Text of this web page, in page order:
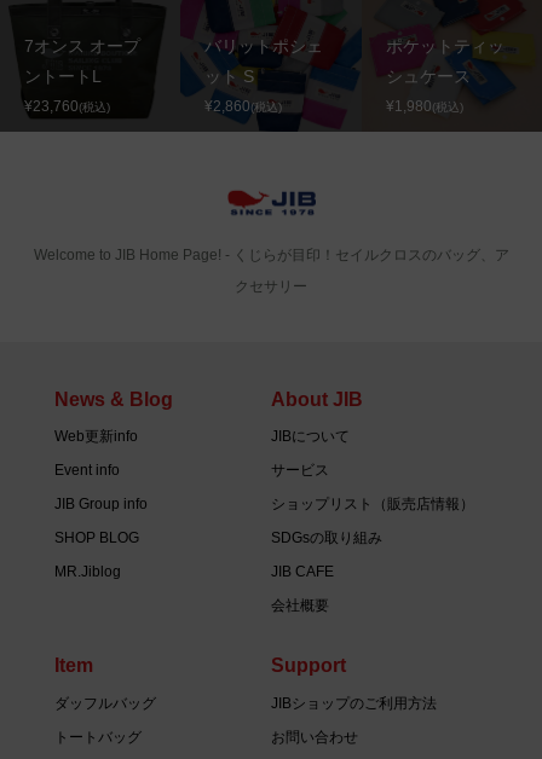
7オンス オープ
ントートL
¥23,760(税込)
バリットポシェ
ット S
¥2,860(税込)
ポケットティッ
シュケース
¥1,980(税込)
Welcome to JIB Home Page! ‐ くじらが目印！セイルクロスのバッグ、ア
クセサリー
News & Blog
Web更新info
Event info
JIB Group info
SHOP BLOG
MR.Jiblog
About JIB
JIBについて
サービス
ショップリスト（販売店情報）
SDGsの取り組み
JIB CAFE
会社概要
Item
ダッフルバッグ
トートバッグ
Support
JIBショップのご利用方法
お問い合わせ